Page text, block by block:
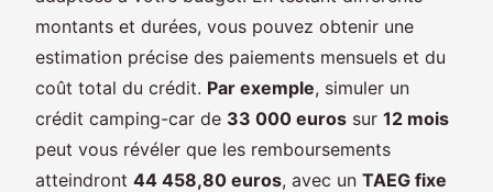
montants et durées, vous pouvez obtenir une
estimation précise des paiements mensuels et du
coût total du crédit. Par exemple, simuler un
crédit camping-car de 33 000 euros sur 12 mois
peut vous révéler que les remboursements
atteindront 44 458,80 euros, avec un TAEG fixe